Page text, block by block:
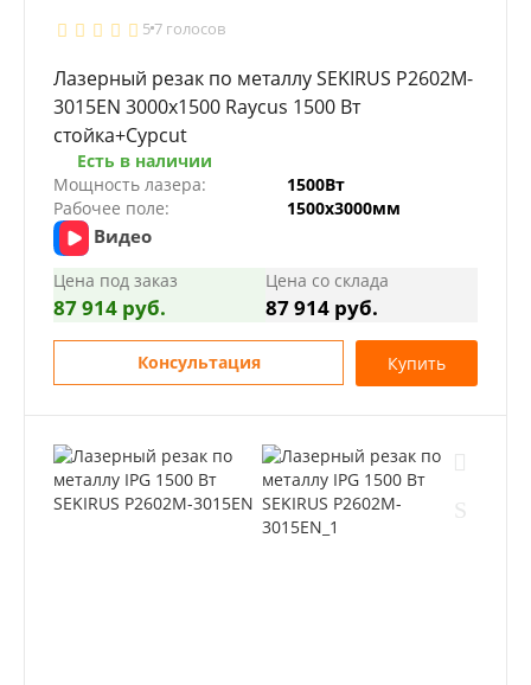
57 голосов
Лазерный резак по металлу SEKIRUS P2602M-
3015EN 3000х1500 Raycus 1500 Вт
стойка+Cypcut
Есть в наличии
Мощность лазера:
1500Вт
Рабочее поле:
1500х3000мм
Видео
Цена под заказ
87 914 руб.
Цена со склада
87 914 руб.
Консультация Купить